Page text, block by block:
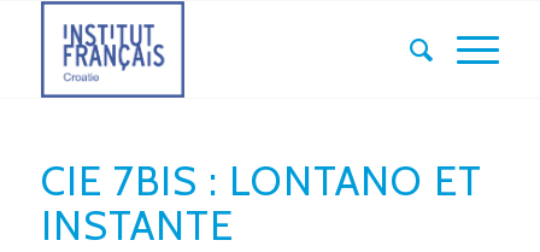
CIE 7BIS : LONTANO ET
INSTANTE